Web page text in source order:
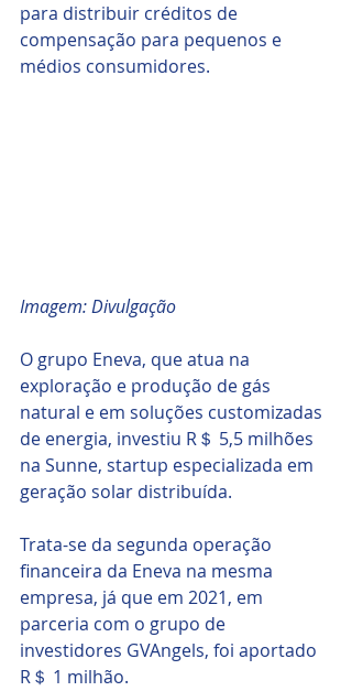
para distribuir créditos de
compensação para pequenos e
médios consumidores.
Imagem: Divulgação
O grupo Eneva, que atua na
exploração e produção de gás
natural e em soluções customizadas
de energia, investiu R＄ 5,5 milhões
na Sunne, startup especializada em
geração solar distribuída.
Trata-se da segunda operação
financeira da Eneva na mesma
empresa, já que em 2021, em
parceria com o grupo de
investidores GVAngels, foi aportado
R＄ 1 milhão.